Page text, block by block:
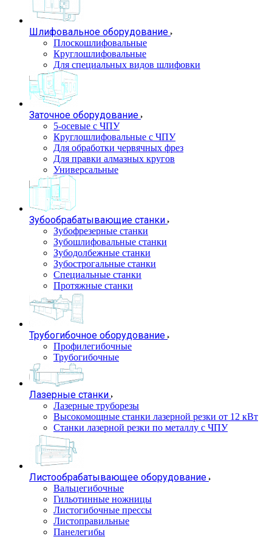
Шлифовальное оборудование
Плоскошлифовальные
Круглошлифовальные
Для специальных видов шлифовки
Заточное оборудование
5-осевые с ЧПУ
Круглошлифовальные с ЧПУ
Для обработки червячных фрез
Для правки алмазных кругов
Универсальные
Зубообрабатывающие станки
Зубофрезерные станки
Зубошлифовальные станки
Зубодолбежные станки
Зубострогальные станки
Специальные станки
Протяжные станки
Трубогибочное оборудование
Профилегибочные
Трубогибочные
Лазерные станки
Лазерные труборезы
Высокомощные станки лазерной резки от 12 кВт
Станки лазерной резки по металлу с ЧПУ
Листообрабатывающее оборудование
Вальцегибочные
Гильотинные ножницы
Листогибочные прессы
Листоправильные
Панелегибы